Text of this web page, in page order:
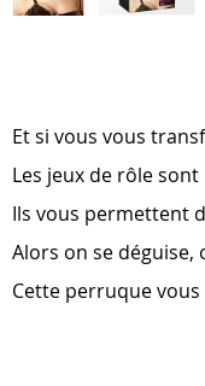
of
the
images
Et si vous vous
Les jeux de rôle
Ils vous permettent
Alors on se déguise,
Cette perruque